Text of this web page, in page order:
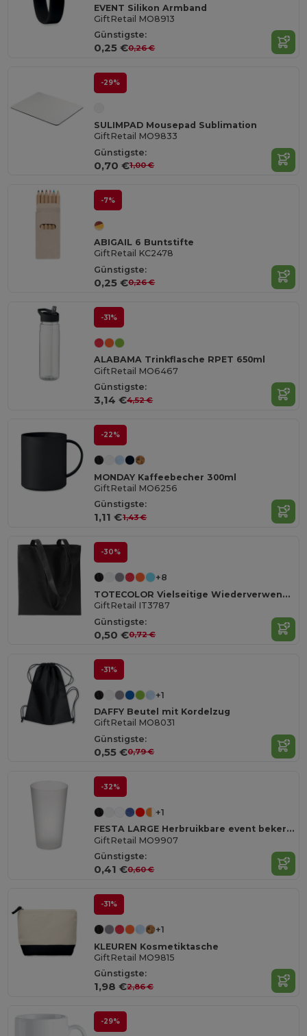
EVENT Silikon Armband
GiftRetail MO8913
Günstigste:
0,25 €0,26 €
-29%
SULIMPAD Mousepad Sublimation
GiftRetail MO9833
Günstigste:
0,70 €1,00 €
-7%
ABIGAIL 6 Buntstifte
GiftRetail KC2478
Günstigste:
0,25 €0,26 €
-31%
ALABAMA Trinkflasche RPET 650ml
GiftRetail MO6467
Günstigste:
3,14 €4,52 €
-22%
MONDAY Kaffeebecher 300ml
GiftRetail MO6256
Günstigste:
1,11 €1,43 €
-30%
+8
TOTECOLOR Vielseitige Wiederverwendbare Einkaufs- und Strandtasche
GiftRetail IT3787
Günstigste:
0,50 €0,72 €
-31%
+1
DAFFY Beutel mit Kordelzug
GiftRetail MO8031
Günstigste:
0,55 €0,79 €
-32%
+1
FESTA LARGE Herbruikbare event beker 500ml
GiftRetail MO9907
Günstigste:
0,41 €0,60 €
-31%
+1
KLEUREN Kosmetiktasche
GiftRetail MO9815
Günstigste:
1,98 €2,86 €
-29%